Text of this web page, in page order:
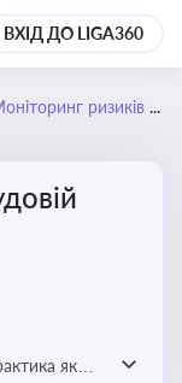
ВХІД ДО LIGA360
ризиків у судовій системі
як